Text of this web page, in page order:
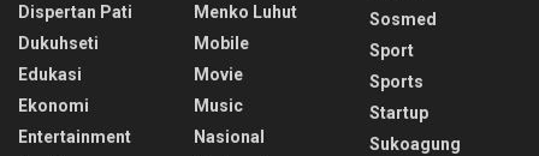
Dispertan Pati
Dukuhseti
Edukasi
Ekonomi
Entertainment
Menko Luhut
Mobile
Movie
Music
Nasional
Sosmed
Sport
Sports
Startup
Sukoagung